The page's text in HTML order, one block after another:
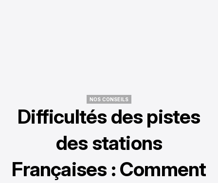
NOS CONSEILS
Difficultés des pistes
des stations
Françaises : Comment